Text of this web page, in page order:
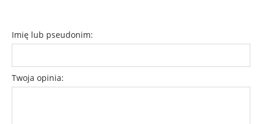
Imię lub pseudonim:
Twoja opinia: